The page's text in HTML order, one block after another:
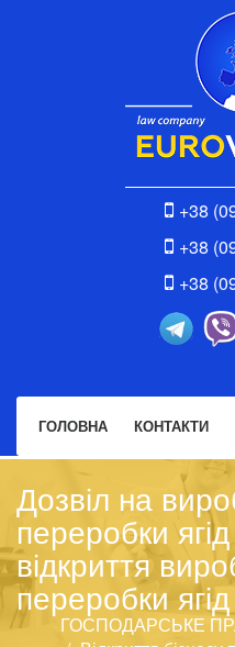
+38
+38
+38
ГОЛОВНА КОНТАКТИ
Дозвіл на
переробки
відкриття
переробки
ГОСПОДАРСЬКЕ